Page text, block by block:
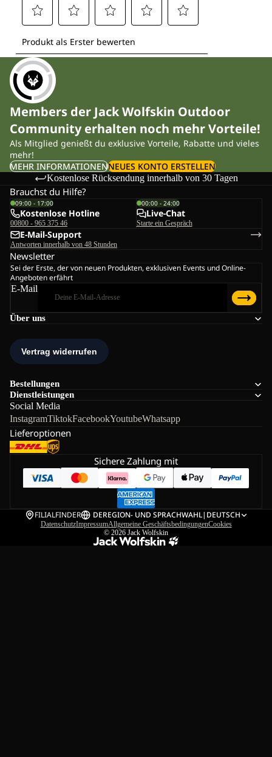
Members der Jack Wolfskin Outdoor
Community erhalten noch mehr Vorteile!
Als Mitglied genießt du exklusive Vorteile, Rabatte und vieles
mehr!
MEHR INFORMATIONENNEUES KONTO ERSTELLEN
Kostenlose Rücksendung innerhalb von 30 Tagen
Über uns
Bestellungen
Dienstleistungen
Social Media
InstagramTiktokFacebookYoutubeWhatsapp
Lieferoptionen
Brauchst du Hilfe?
09:00 - 17:00
Kostenlose Hotline
00800 - 965 375 46
00:00 - 24:00
Live-Chat
Starte ein Gespräch
E-Mail-Support
Antworten innerhalb von 48 Stunden
Newsletter
Sei der Erste, der von neuen Produkten, exklusiven Events und Online-
Angeboten erfährt
E-Mail
Sichere Zahlung mit
FILIALFINDER DEREGION- UND SPRACHWAHL| DEUTSCH
DatenschutzImpressumAllgemeine GeschäftsbedingungenCookies
© 2026 Jack Wolfskin